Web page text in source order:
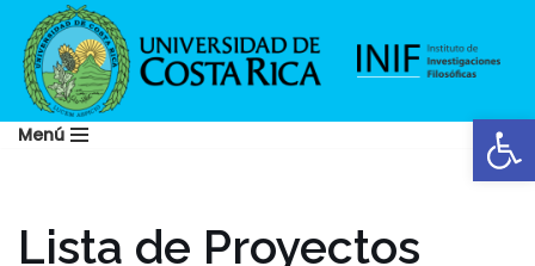
Saltar
al
contenido
Menú
Lista de Proyectos